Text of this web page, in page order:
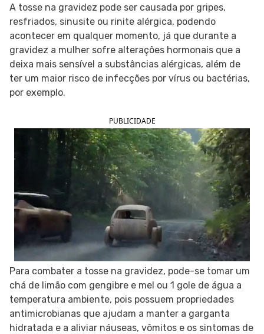
SIGA O TUA SAÚDE NAS REDES SOCIAIS
A tosse na gravidez pode ser causada por gripes,
resfriados, sinusite ou rinite alérgica, podendo
acontecer em qualquer momento, já que durante a
gravidez a mulher sofre alterações hormonais que a
deixa mais sensível a substâncias alérgicas, além de
ter um maior risco de infecções por vírus ou bactérias,
por exemplo.
PUBLICIDADE
Para combater a tosse na gravidez, pode-se tomar um
chá de limão com gengibre e mel ou 1 gole de água a
temperatura ambiente, pois possuem propriedades
antimicrobianas que ajudam a manter a garganta
hidratada e a aliviar náuseas, vômitos e os sintomas de